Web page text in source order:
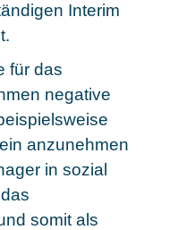
Interim
für das
negative
anzunehmen
in sozial
somit als